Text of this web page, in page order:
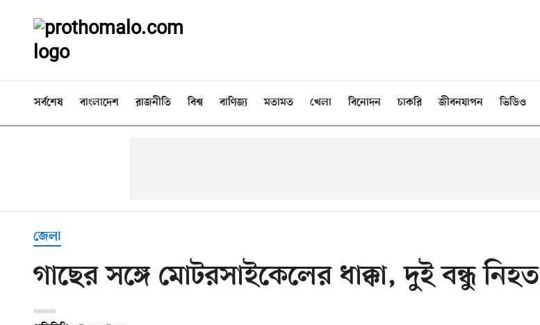
সর্বশেষ বাংলাদেশ রাজনীতি বিশ্ব বাণিজ্য মতামত খেলা বিনোদন চাকরি জীবনযাপন ভিডিও
জেলা
গাছের সঙ্গে মোটরসাইকেলের ধাক্কা, দুই বন্ধু নিহত